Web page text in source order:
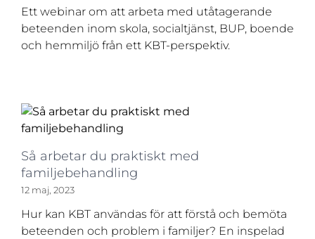
Ett webinar om att arbeta med utåtagerande
beteenden inom skola, socialtjänst, BUP, boende
och hemmiljö från ett KBT-perspektiv.
Så arbetar du praktiskt med
familjebehandling
12 maj, 2023
Hur kan KBT användas för att förstå och bemöta
beteenden och problem i familjer? En inspelad